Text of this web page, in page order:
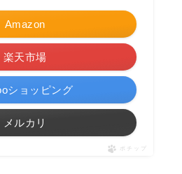
Amazon
楽天市場
ショッピング
メルカリ
ポチップ